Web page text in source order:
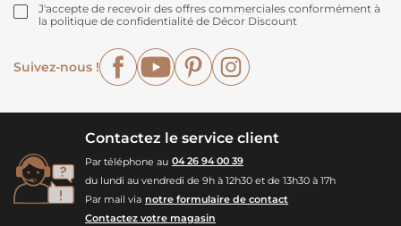
J'accepte de recevoir des offres commerciales conformément à
la politique de confidentialité de Décor Discount
Suivez-nous !
FacebookYouTubePinterest
Contactez le service client
Par téléphone au 04 26 94 00 39
du lundi au vendredi de 9h à 12h30 et de 13h30 à 17h
Par mail via notre formulaire de contact
Contactez votre magasin